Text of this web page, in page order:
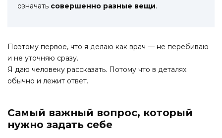
означать совершенно разные вещи.
Поэтому первое, что я делаю как врач — не перебиваю
и не уточняю сразу.
Я даю человеку рассказать. Потому что в деталях
обычно и лежит ответ.
Самый важный вопрос, который
нужно задать себе